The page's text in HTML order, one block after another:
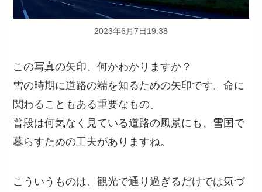
2023年6月7日19:38
この写真の矢印、何かわかりますか？
雪の時期に道路の端を知るための矢印です。命に
関わることもある重要なもの。
普段は何気なく見ている道路の風景にも、雪国で
暮らすための工夫がありますね。
こういうものは、観光で通り過ぎるだけでは気づ